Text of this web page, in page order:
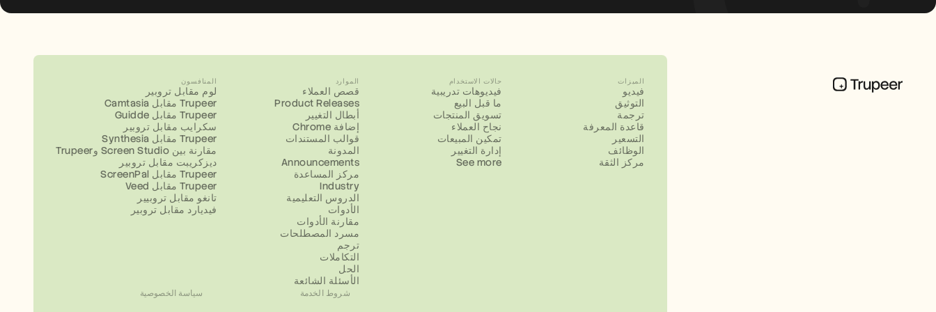
الميزات
فيديو
التوثيق
ترجمة
قاعدة المعرفة
التسعير
الوظائف
مركز الثقة
حالات الاستخدام
فيديوهات تدريبية
ما قبل البيع
تسويق المنتجات
نجاح العملاء
تمكين المبيعات
إدارة التغيير
See more
الموارد
قصص العملاء
Product Releases
أبطال التغيير
إضافة Chrome
قوالب المستندات
المدونة
Announcements
مركز المساعدة
Industry
الدروس التعليمية
الأدوات
مقارنة الأدوات
مسرد المصطلحات
ترجم
التكاملات
الحل
الأسئلة الشائعة
المنافسون
لوم مقابل تروبير
Camtasia مقابل Trupeer
Guidde مقابل Trupeer
سكرايب مقابل تروبير
Synthesia مقابل Trupeer
مقارنة بين Screen Studio وTrupeer
ديزكريبت مقابل تروبير
ScreenPal مقابل Trupeer
Veed مقابل Trupeer
تانغو مقابل تروبيير
فيديارد مقابل تروبير
شروط الخدمة سياسة الخصوصية